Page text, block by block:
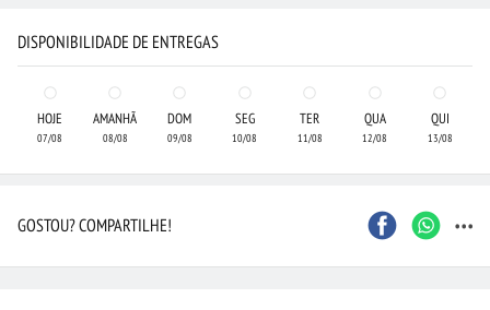
DISPONIBILIDADE DE ENTREGAS
HOJE
07/08
AMANHÃ
08/08
DOM
09/08
SEG
10/08
TER
11/08
QUA
12/08
QUI
13/08
GOSTOU? COMPARTILHE! ...